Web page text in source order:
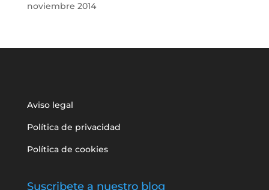
noviembre 2014
Aviso legal
Política de privacidad
Política de cookies
Suscribete a nuestro blog